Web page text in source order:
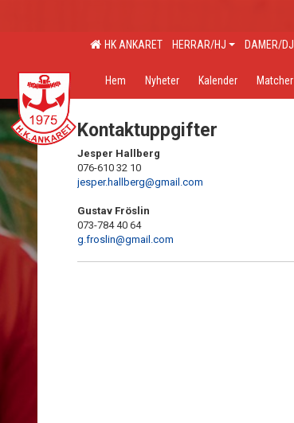
HK ANKARET HERRAR/HJ DAMER/DJ
Hem Nyheter Kalender Matcher
Kontaktuppgifter
Jesper Hallberg
076-610 32 10
jesper.hallberg@gmail.com
Gustav Fröslin
073-784 40 64
g.froslin@gmail.com